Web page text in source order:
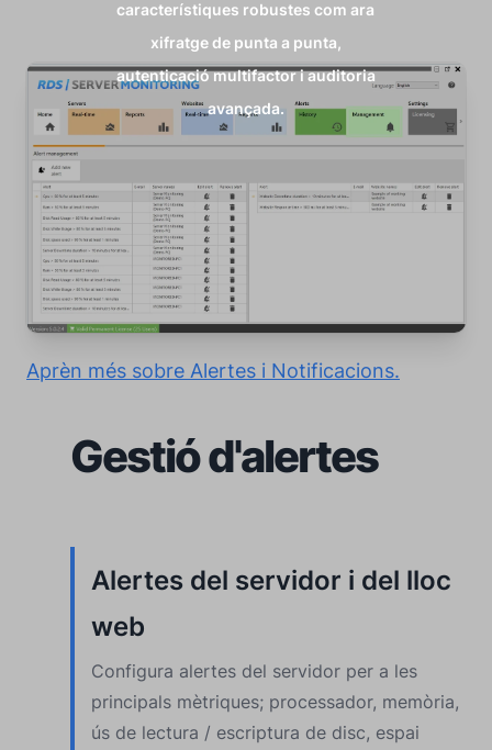
característiques robustes com ara
xifratge de punta a punta,
autenticació multifactor i auditoria
avançada.
Gestió d'alertes
Alertes del servidor i del lloc
web
Configura alertes del servidor per a les
principals mètriques; processador, memòria,
ús de lectura / escriptura de disc, espai
Aprèn més sobre Alertes i Notificacions.